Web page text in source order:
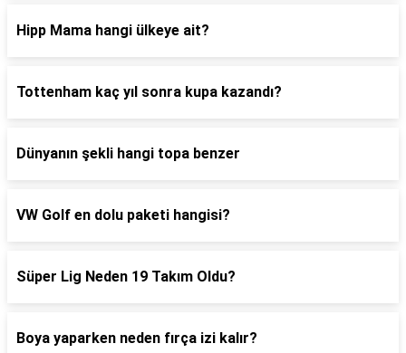
Hipp Mama hangi ülkeye ait?
Tottenham kaç yıl sonra kupa kazandı?
Dünyanın şekli hangi topa benzer
VW Golf en dolu paketi hangisi?
Süper Lig Neden 19 Takım Oldu?
Boya yaparken neden fırça izi kalır?